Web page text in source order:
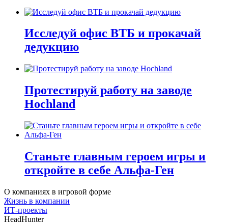
Исследуй офис ВТБ и прокачай
дедукцию
Протестируй работу на заводе
Hochland
Станьте главным героем игры и
откройте в себе Альфа-Ген
О компаниях в игровой форме
Жизнь в компании
ИТ-проекты
HeadHunter